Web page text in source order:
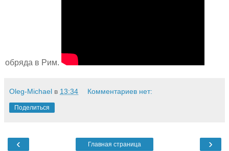
обряда в Рим.
Oleg-Michael в 13:34 Комментариев нет:
Поделиться
‹ ›
Главная страница